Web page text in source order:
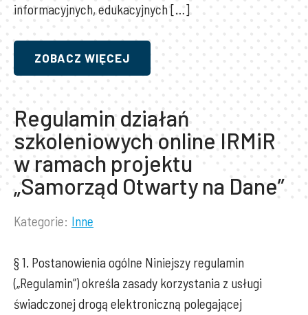
informacyjnych, edukacyjnych […]
ZOBACZ WIĘCEJ
Regulamin działań
szkoleniowych online IRMiR
w ramach projektu
„Samorząd Otwarty na Dane”
Lista
wpisu:
Kategorie: Inne
§ 1. Postanowienia ogólne Niniejszy regulamin
(„Regulamin”) określa zasady korzystania z usługi
świadczonej drogą elektroniczną polegającej